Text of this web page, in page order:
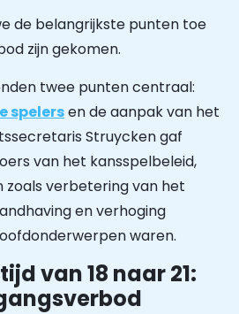
de belangrijkste punten toe
zijn gekomen.
twee punten centraal:
spelersen de aanpak van het
Struycken gaf
van het kansspelbeleid,
verbetering van het
en verhoging
waren.
van 18 naar 21: